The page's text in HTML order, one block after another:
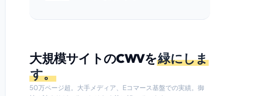
大規模サイトのCWVを緑にしま
す。
50万ページ超。大手メディア、Eコマース基盤での実績。御